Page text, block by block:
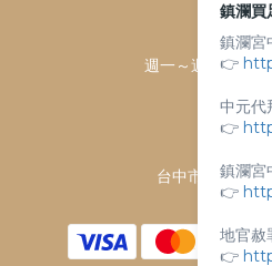
客服時
週一～週日 上午9
04-
台中市大甲區
鎮瀾買
鎮瀾宮
👉
中元代
👉
鎮瀾宮
👉
地官赦
👉